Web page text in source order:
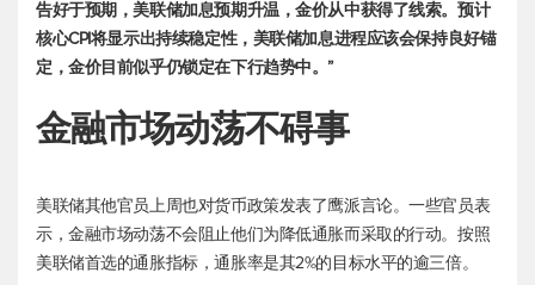
告好于预期，美联储加息预期升温，金价从中获得了线索。预计
核心CPI将显示出持续稳定性，美联储加息进程应该会保持良好锚
定，金价目前似乎仍锁定在下行趋势中。”
金融市场动荡不碍事
美联储其他官员上周也对货币政策发表了鹰派言论。一些官员表
示，金融市场动荡不会阻止他们为降低通胀而采取的行动。按照
美联储首选的通胀指标，通胀率是其2%的目标水平的逾三倍。